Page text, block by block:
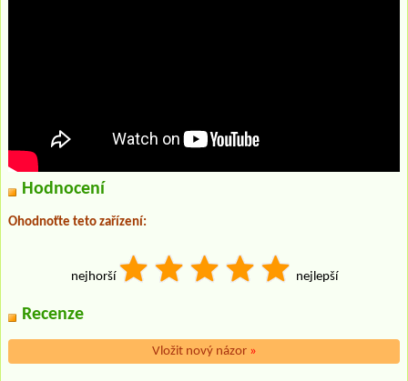
Hodnocení
Ohodnoťte teto zařízení:
nejhorší nejlepší
Recenze
Vložit nový názor »